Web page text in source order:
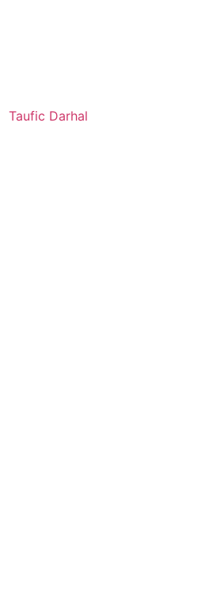
Taufic Darhal